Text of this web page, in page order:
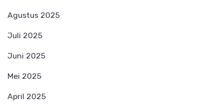
Agustus 2025
Juli 2025
Juni 2025
Mei 2025
April 2025